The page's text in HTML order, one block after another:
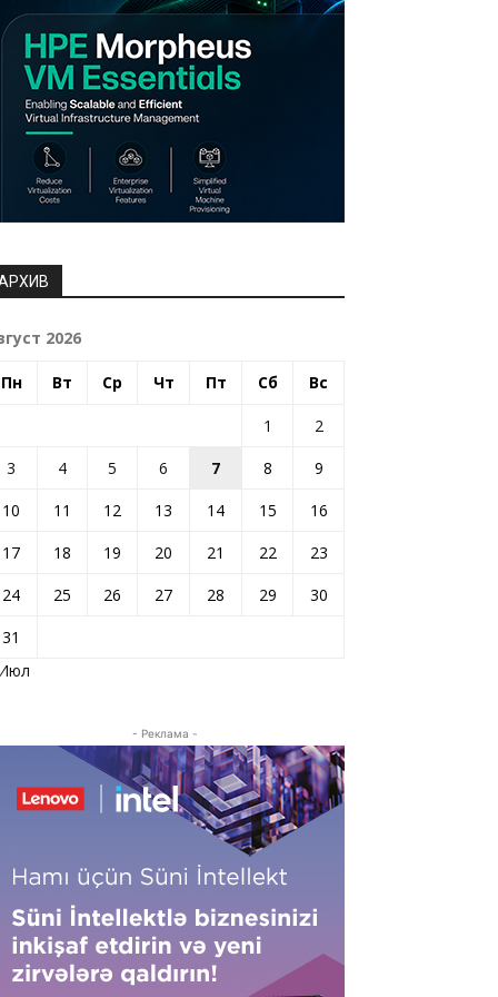
2026
Пн Вт Ср Чт Пт Сб Вс
1
2
3
4 5 6 7 8
9
10
11 12 13 14 15
16
17
18 19 20 21 22
23
24
25 26 27 28 29
30
31
- Реклама -